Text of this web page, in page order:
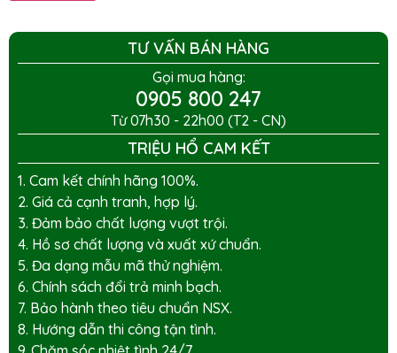
TƯ VẤN BÁN HÀNG
Gọi mua hàng:
0905 800 247
Từ 07h30 - 22h00 (T2 - CN)
TRIỆU HỔ CAM KẾT
1. Cam kết chính hãng 100%.
2. Giá cả cạnh tranh, hợp lý.
3. Đảm bảo chất lượng vượt trội.
4. Hồ sơ chất lượng và xuất xứ chuẩn.
5. Đa dạng mẫu mã thử nghiệm.
6. Chính sách đổi trả minh bạch.
7. Bảo hành theo tiêu chuẩn NSX.
8. Hướng dẫn thi công tận tình.